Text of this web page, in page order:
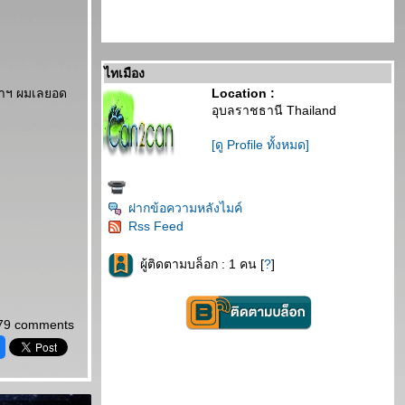
ผมเลยอด
comments
ไทเมือง
Location :
อุบลราชธานี Thailand
[ดู Profile ทั้งหมด]
ฝากข้อความหลังไมค์
Rss Feed
ผู้ติดตามบล็อก : 1 คน [?]